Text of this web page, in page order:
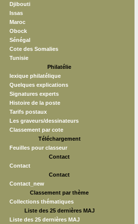
Djibouti
Issas
Maroc
Obock
Sénégal
Cote des Somalies
Tunisie
Philatélie
lexique philatélique
Quelques explications
Signatures experts
Histoire de la poste
Tarifs postaux
Les graveurs/dessinateurs
Classement par cote
Téléchargement
Feuilles pour classeur
Contact
Contact
Contact
Contact_new
Classement par thème
Collections thématiques
Liste des 25 dernières MAJ
Liste des 25 dernières MAJ